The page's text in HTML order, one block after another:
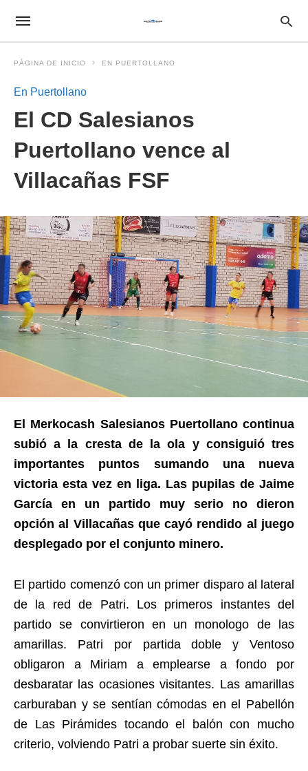
PÁGINA DE INICIO EN PUERTOLLANO
En Puertollano
El CD Salesianos
Puertollano vence al
Villacañas FSF
El Merkocash Salesianos Puertollano continua
subió a la cresta de la ola y consiguió tres
importantes puntos sumando una nueva
victoria esta vez en liga. Las pupilas de Jaime
García en un partido muy serio no dieron
opción al Villacañas que cayó rendido al juego
desplegado por el conjunto minero.
El partido comenzó con un primer disparo al lateral
de la red de Patri. Los primeros instantes del
partido se convirtieron en un monologo de las
amarillas. Patri por partida doble y Ventoso
obligaron a Miriam a emplearse a fondo por
desbaratar las ocasiones visitantes. Las amarillas
carburaban y se sentían cómodas en el Pabellón
de Las Pirámides tocando el balón con mucho
criterio, volviendo Patri a probar suerte sin éxito.